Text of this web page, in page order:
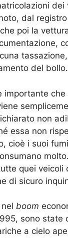
dei
dal registro
poi la
del bollo.
importante
non
essa non
cioè i suoi
quei veicoli
di sicuro
boom
sono state
a cielo